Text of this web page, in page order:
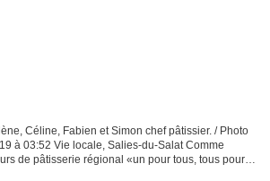
Céline, Fabien et Simon chef pâtissier. / Photo
à 03:52 Vie locale, Salies-du-Salat Comme
de pâtisserie régional «un pour tous, tous pour